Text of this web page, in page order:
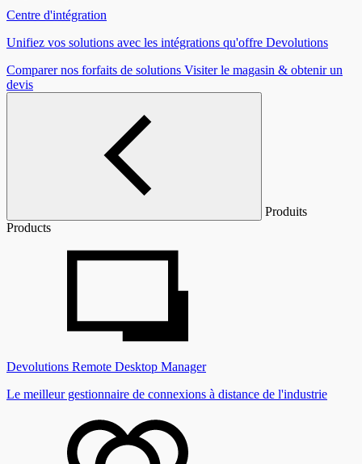
Centre d'intégration
Unifiez vos solutions avec les intégrations qu'offre Devolutions
Comparer nos forfaits de solutions Visiter le magasin & obtenir un
devis
Produits
Products
Devolutions Remote Desktop Manager
Le meilleur gestionnaire de connexions à distance de l'industrie